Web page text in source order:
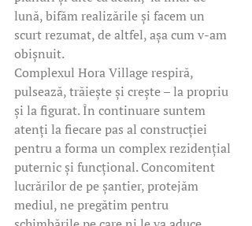
lună, bifăm realizările și facem un
scurt rezumat, de altfel, așa cum v-am
obișnuit.
Complexul Hora Village respiră,
pulsează, trăiește și crește – la propriu
și la figurat. În continuare suntem
atenți la fiecare pas al construcției
pentru a forma un complex rezidențial
puternic și funcțional. Concomitent
lucrărilor de pe șantier, protejăm
mediul, ne pregătim pentru